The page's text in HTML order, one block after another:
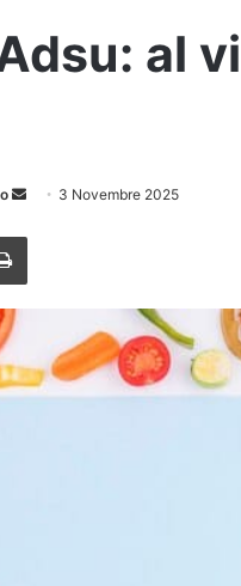
al
i
n
'
3 Novembre 2025